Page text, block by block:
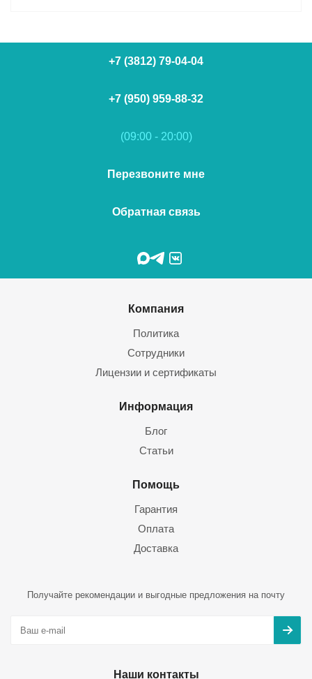
+7 (3812) 79-04-04
+7 (950) 959-88-32
(09:00 - 20:00)
Перезвоните мне
Обратная связь
Компания
Политика
Сотрудники
Лицензии и сертификаты
Информация
Блог
Статьи
Помощь
Гарантия
Оплата
Доставка
Получайте рекомендации и выгодные предложения на почту
Наши контакты